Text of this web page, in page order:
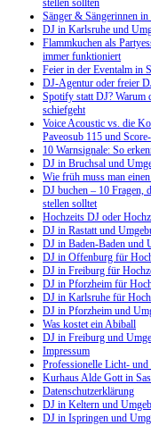
stellen sollten
Sänger & Sängerinnen in
DJ in Karlsruhe und
Flammkuchen als
immer funktioniert
Feier in der Eventalm in
DJ-Agentur oder freier
Spotify statt DJ? Warum
schiefgeht
Voice Acoustic vs. die
Paveosub 115 und
10 Warnsignale: So
DJ in Bruchsal und
Wie früh muss man
DJ buchen – 10 Fragen,
stellen solltet
Hochzeits DJ oder
DJ in Rastatt und
DJ in Baden-Baden und
DJ in Offenburg für
DJ in Freiburg für
DJ in Pforzheim für
DJ in Karlsruhe für
DJ in Pforzheim und
Was kostet ein Abiball
DJ in Freiburg und
Impressum
Professionelle Licht- und
Kurhaus Alde Gott in
Datenschutzerklärung
DJ in Keltern und
DJ in Ispringen und